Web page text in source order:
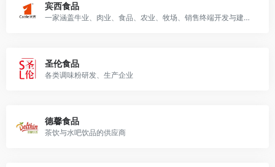
宾西食品
一家涵盖牛业、肉业、食品、农业、牧场、销售终端开发与建设的综合型产业集团，产品涵盖生鲜肉品、熟食制品、预制菜等。
圣伦食品
各类调味粉研发、生产企业
德馨食品
茶饮与水吧饮品的供应商